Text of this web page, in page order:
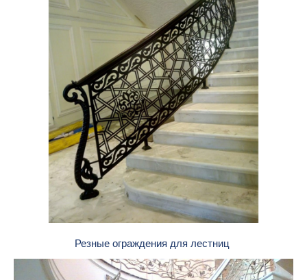
Резные ограждения для лестниц